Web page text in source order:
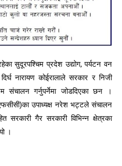
सुदूरपश्चिम प्रदेश उद्योग, पर्यटन वन
नारायण कोईरालाले सरकार र निजी
संचालन गर्नुपर्नेमा जोडदिएका छन ।
उपाध्यक्ष नरेश भट्टले संचालन
सरकारी गैर सरकारी विभिन्न क्षेत्रका
।